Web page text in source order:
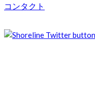
コンタクト